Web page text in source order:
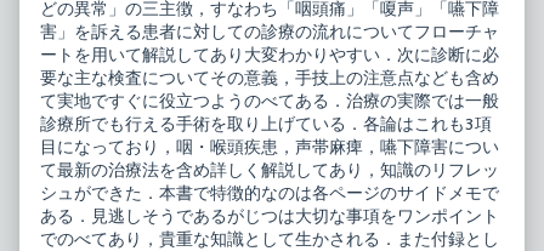
どの異常」の三主徴，すなわち「咽頭痛」「嗄声」「嚥下障
害」を訴える患者に対しての診療の流れについてフローチャ
ートを用いて解説してあり大変わかりやすい．次に診断に必
要な主な検査についてその意義，手技上の注意点なども含め
て実地ですぐに役立つようのべてある．治療の実際では一般
診療所でも行える手術を取り上げている．各論はこれも3項
目になっており，咽・喉頭疾患，声帯麻痺，嚥下障害につい
て最新の治療法を含め詳しく解説してあり，知識のリフレッ
シュができた．本書で特徴的なのは各ページのサイドメモで
ある．見逃しそうであるがじつは大切な事項をワンポイント
でのべてあり，貴重な知識として生かされる．また付録とし